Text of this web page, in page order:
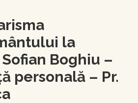
la
Boghiu –
personală – Pr.